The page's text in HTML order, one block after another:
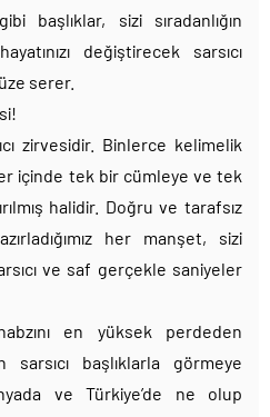
başlıklar, sizi sıradanlığın
değiştirecek sarsıcı
serer.
zirvesidir. Binlerce kelimelik
içinde tek bir cümleye ve tek
halidir. Doğru ve tarafsız
her manşet, sizi
ve saf gerçekle saniyeler
en yüksek perdeden
sarsıcı başlıklarla görmeye
ve Türkiye’de ne olup